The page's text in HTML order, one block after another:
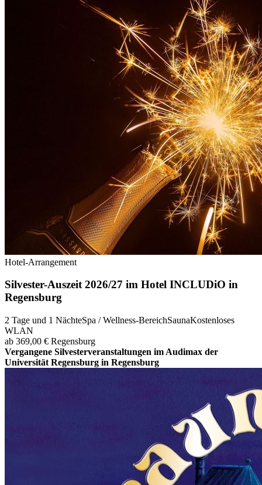
Hotel-Arrangement
Silvester-Auszeit 2026/27 im Hotel INCLUDiO in
Regensburg
2 Tage und 1 NächteSpa / Wellness-BereichSaunaKostenloses
WLAN
ab 369,00 € Regensburg
Vergangene Silvesterveranstaltungen im Audimax der
Universität Regensburg in Regensburg